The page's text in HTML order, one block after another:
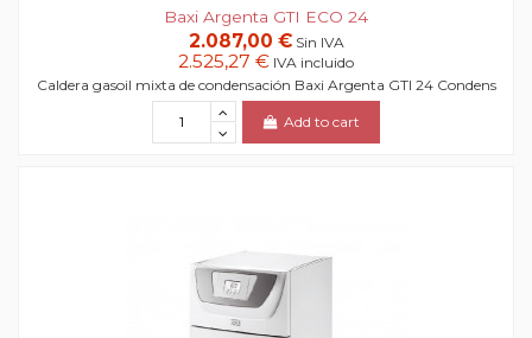
Baxi Argenta GTI ECO 24
2.087,00 € Sin IVA
2.525,27 € IVA incluido
Caldera gasoil mixta de condensación Baxi Argenta GTI 24 Condens
Add to cart